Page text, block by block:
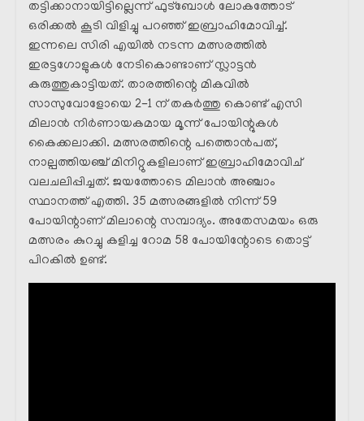
തട്ടിക്കാനായിട്ടില്ലെന്ന് ഫുട്ബോൾ ലോകത്തോട്
ഒരിക്കൽ കൂടി വിളിച്ചു പറഞ്ഞ് ഇബ്രാഹിമോവിച്ച്.
ഇന്നലെ സിരി എയിൽ നടന്ന മത്സരത്തിൽ
ഇരട്ടഗോളുകൾ നേടികൊണ്ടാണ് സ്ലാട്ടൻ
കരുത്തുകാട്ടിയത്. താരത്തിന്റെ മികവിൽ
സാസുവോളോയെ 2-1 ന് തകർത്തു കൊണ്ട് എസി
മിലാൻ നിർണായകമായ മൂന്ന് പോയിന്റുകൾ
കൈക്കലാക്കി. മത്സരത്തിന്റെ പത്തൊൻപത്,
നാല്പത്തിയഞ്ച് മിനിറ്റുകളിലാണ് ഇബ്രാഹിമോവിച്
വലചലിപ്പിച്ചത്. ജയത്തോടെ മിലാൻ അഞ്ചാം
സ്ഥാനത്ത് എത്തി. 35 മത്സരങ്ങളിൽ നിന്ന് 59
പോയിന്റാണ് മിലാന്റെ സമ്പാദ്യം. അതേസമയം ഒരു
മത്സരം കുറച്ചു കളിച്ച റോമ 58 പോയിന്റോടെ തൊട്ട്
പിറകിൽ ഉണ്ട്.